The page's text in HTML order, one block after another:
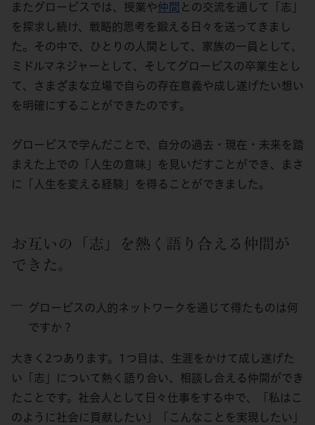
またグロービスでは、授業や仲間 との交流を通して「志」
を探求し続け、戦略的思考を鍛える日々を送ってきまし
た。その中で、ひとりの人間として、家族の一員として、
ミドルマネジャーとして、そしてグロービスの卒業生とし
て、さまざまな立場で自らの存在意義や成し遂げたい想い
を明確にすることができたのです。
グロービスで学んだことで、自分の過去・現在・未来を踏
まえた上での「人生の意味」を見いだすことができ、まさ
に「人生を変える経験」を得ることができました。
お互いの「志」を熱く語り合える仲間が
できた。
グロービスの人的ネットワークを通じて得たものは何
ですか？
大きく2つあります。1つ目は、生涯をかけて成し遂げた
い「志」について熱く語り合い、相談し合える仲間ができ
たことです。社会人として日々仕事をする中で、「私はこ
のように社会に貢献したい」「こんなことを実現したい」